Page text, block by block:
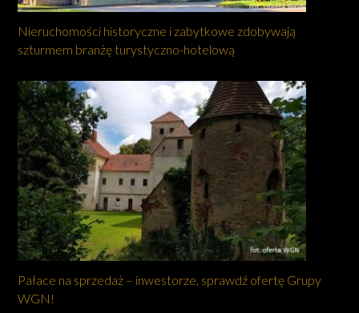
Nieruchomości historyczne i zabytkowe zdobywają
szturmem branżę turystyczno-hotelową
Pałace na sprzedaż – inwestorze, sprawdź ofertę Grupy
WGN!